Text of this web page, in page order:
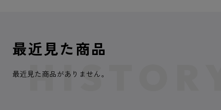
最近見た商品
最近見た商品がありません。